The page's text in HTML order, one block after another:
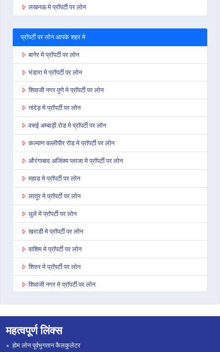
लखनऊ मे प्रॉपर्टी पर लोन
प्रॉपर्टी पर लोन आपके शहर मे
बानेर मे प्रॉपर्टी पर लोन
भंडारा मे प्रॉपर्टी पर लोन
शिवाजी नगर पुणे मे प्रॉपर्टी पर लोन
नांदेड़ मे प्रॉपर्टी पर लोन
वसई अम्बाड़ी रोड मे प्रॉपर्टी पर लोन
कल्याण वल्लीपीर रोड मे प्रॉपर्टी पर लोन
औरंगाबाद अजिंक्य प्लाजा मे प्रॉपर्टी पर लोन
महाड मे प्रॉपर्टी पर लोन
लातूर मे प्रॉपर्टी पर लोन
धुले मे प्रॉपर्टी पर लोन
खराडी मे प्रॉपर्टी पर लोन
वाशिम मे प्रॉपर्टी पर लोन
शिरुर मे प्रॉपर्टी पर लोन
शिवाजी नगर मे प्रॉपर्टी पर लोन
टिटवाला मे प्रॉपर्टी पर लोन
महत्वपूर्ण लिंक्स
होम लोन पूर्वभुगतान कैलकुलेटर